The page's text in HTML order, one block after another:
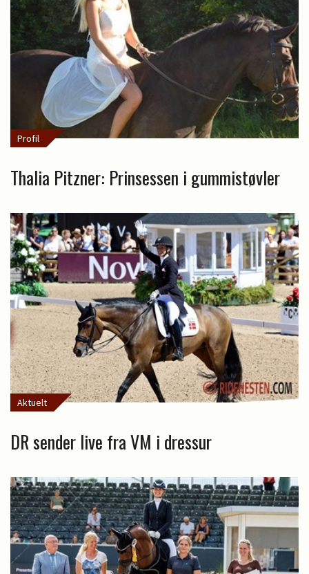
Profil
Thalia Pitzner: Prinsessen i gummistøvler
Aktuelt
DR sender live fra VM i dressur